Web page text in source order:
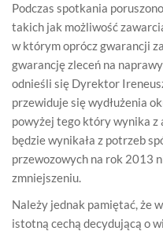
Podczas spotkania
takich jak możliwość
w którym oprócz gwarancji
gwarancję zleceń na
odnieśli się Dyrektor
przewiduje się wydłużenia
powyżej tego który wynika z
będzie wynikała z potrzeb
przewozowych na rok 2013
zmniejszeniu.
Należy jednak pamiętać, że
istotną cechą decydującą o